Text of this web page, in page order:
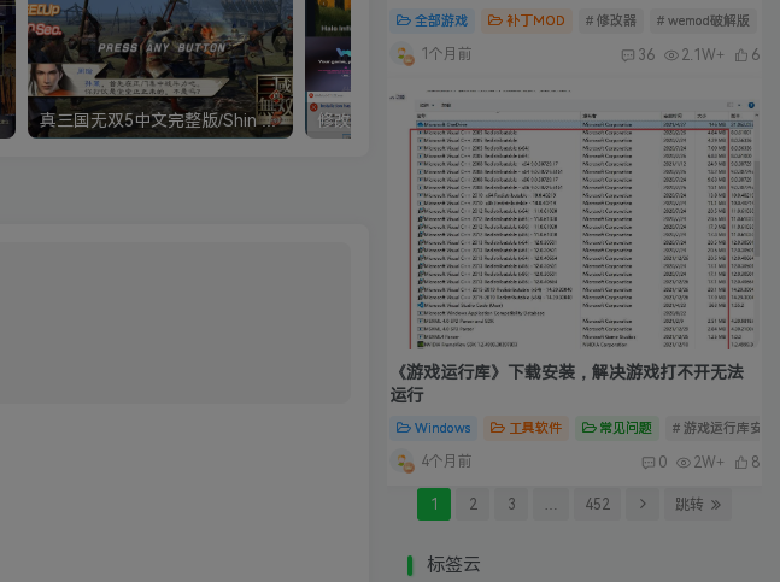
真三国无双5中文完整版/Shin Sangokumusou5 修改器：Wemod（Wand）高级会员版 2026最新破解版 附带解决无法安装问题
全部游戏 补丁MOD # 修改器 # wemod破解版
1个月前 36 2.1W+ 6
《游戏运行库》下载安装，解决游戏打不开无法
运行
Windows 工具软件 常见问题 # 游戏运行库安装
4个月前 0 2W+ 8
1 2 3 … 452 跳转
标签云